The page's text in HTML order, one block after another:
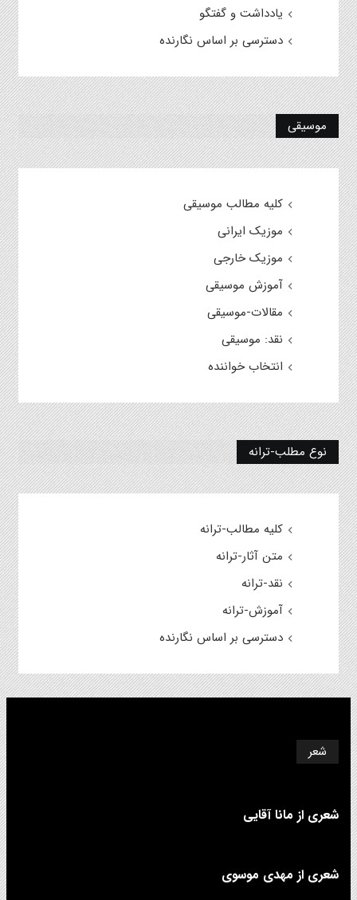
یادداشت و گفتگو
دسترسی بر اساس نگارنده
موسیقی
کلیه مطالب موسیقی
موزیک ایرانی
موزیک خارجی
آموزش موسیقی
مقالات-موسیقی
نقد: موسیقی
انتخاب خواننده
نوع مطلب-ترانه
کلیه مطالب-ترانه
متن آثار-ترانه
نقد-ترانه
آموزش-ترانه
دسترسی بر اساس نگارنده
شعر
شعری از مانا آقایی
شعری از مهدی موسوی